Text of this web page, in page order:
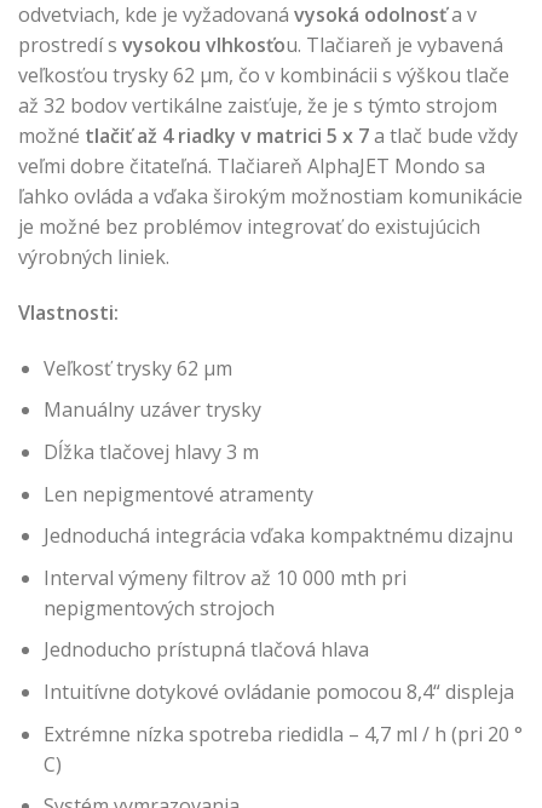
odvetviach, kde je vyžadovaná vysoká odolnosťa v
prostredí s vysokou vlhkosťou. Tlačiareň je vybavená
veľkosťou trysky 62 μm, čo v kombinácii s výškou tlače
až 32 bodov vertikálne zaisťuje, že je s týmto strojom
možné tlačiť až 4 riadky v matrici 5 x 7a tlač bude vždy
veľmi dobre čitateľná. Tlačiareň AlphaJET Mondo sa
ľahko ovláda a vďaka širokým možnostiam komunikácie
je možné bez problémov integrovať do existujúcich
výrobných liniek.
Vlastnosti:
Veľkosť trysky 62 μm
Manuálny uzáver trysky
Dĺžka tlačovej hlavy 3 m
Len nepigmentové atramenty
Jednoduchá integrácia vďaka kompaktnému dizajnu
Interval výmeny filtrov až 10 000 mth pri
nepigmentových strojoch
Jednoducho prístupná tlačová hlava
Intuitívne dotykové ovládanie pomocou 8,4“ displeja
Extrémne nízka spotreba riedidla – 4,7 ml / h (pri 20 °
C)